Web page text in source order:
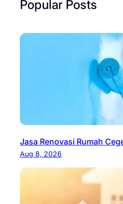
Popular Posts
Jasa Renovasi Rumah
Aug 8, 2026